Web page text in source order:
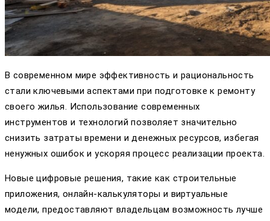
В современном мире эффективность и рациональность
стали ключевыми аспектами при подготовке к ремонту
своего жилья. Использование современных
инструментов и технологий позволяет значительно
снизить затраты времени и денежных ресурсов, избегая
ненужных ошибок и ускоряя процесс реализации проекта.
Новые цифровые решения, такие как строительные
приложения, онлайн-калькуляторы и виртуальные
модели, предоставляют владельцам возможность лучше